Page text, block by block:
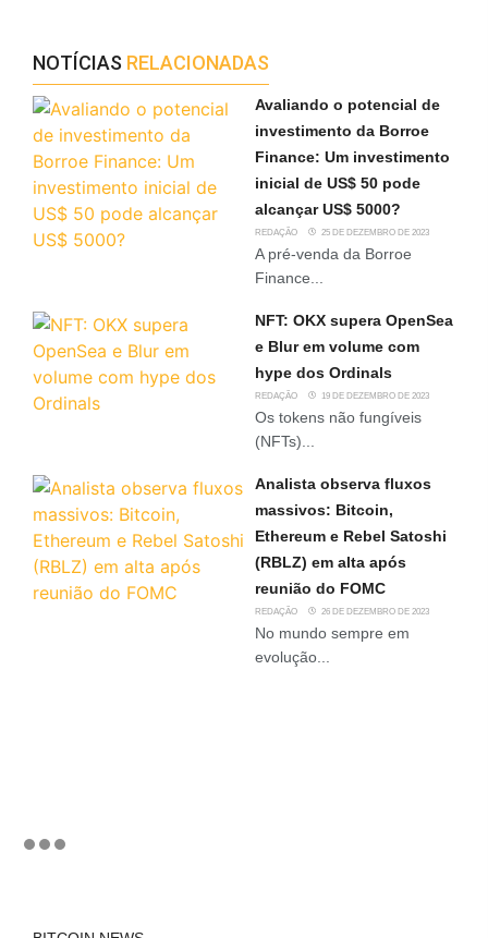
NOTÍCIAS RELACIONADAS
Avaliando o potencial de
investimento da Borroe
Finance: Um investimento
inicial de US$ 50 pode
alcançar US$ 5000?
REDAÇÃO 25 DE DEZEMBRO DE 2023
A pré-venda da Borroe
Finance...
NFT: OKX supera OpenSea
e Blur em volume com
hype dos Ordinals
REDAÇÃO 19 DE DEZEMBRO DE 2023
Os tokens não fungíveis
(NFTs)...
Analista observa fluxos
massivos: Bitcoin,
Ethereum e Rebel Satoshi
(RBLZ) em alta após
reunião do FOMC
REDAÇÃO 26 DE DEZEMBRO DE 2023
No mundo sempre em
evolução...